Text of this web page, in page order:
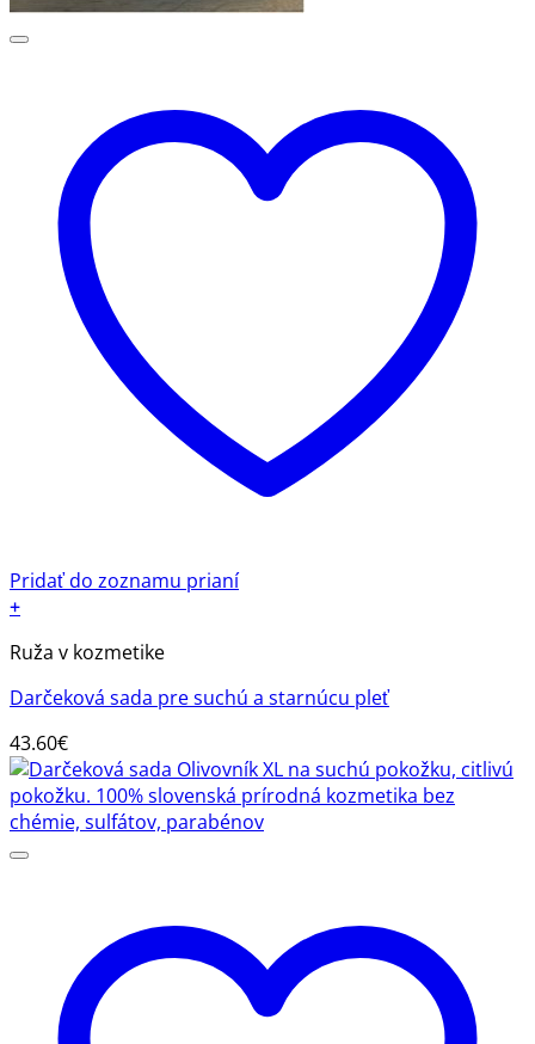
Pridať do zoznamu prianí
+
Ruža v kozmetike
Darčeková sada pre suchú a starnúcu pleť
43.60€